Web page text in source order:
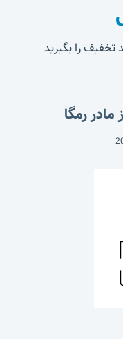
تخفیف را بگیرید
رمگا